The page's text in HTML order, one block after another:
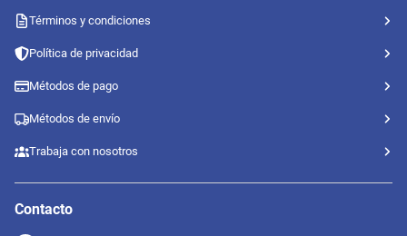
Términos y condiciones
Política de privacidad
Métodos de pago
Métodos de envío
Trabaja con nosotros
Contacto